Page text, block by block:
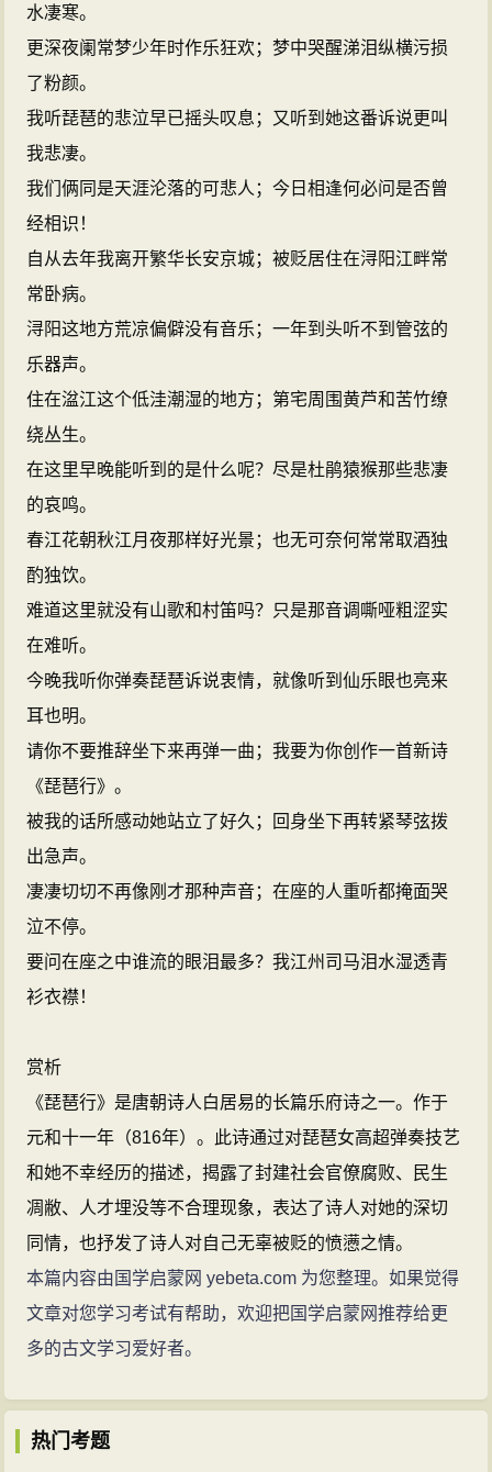
水凄寒。
更深夜阑常梦少年时作乐狂欢；梦中哭醒涕泪纵横污损
了粉颜。
我听琵琶的悲泣早已摇头叹息；又听到她这番诉说更叫
我悲凄。
我们俩同是天涯沦落的可悲人；今日相逢何必问是否曾
经相识！
自从去年我离开繁华长安京城；被贬居住在浔阳江畔常
常卧病。
浔阳这地方荒凉偏僻没有音乐；一年到头听不到管弦的
乐器声。
住在湓江这个低洼潮湿的地方；第宅周围黄芦和苦竹缭
绕丛生。
在这里早晚能听到的是什么呢？尽是杜鹃猿猴那些悲凄
的哀鸣。
春江花朝秋江月夜那样好光景；也无可奈何常常取酒独
酌独饮。
难道这里就没有山歌和村笛吗？只是那音调嘶哑粗涩实
在难听。
今晚我听你弹奏琵琶诉说衷情，就像听到仙乐眼也亮来
耳也明。
请你不要推辞坐下来再弹一曲；我要为你创作一首新诗
《琵琶行》。
被我的话所感动她站立了好久；回身坐下再转紧琴弦拨
出急声。
凄凄切切不再像刚才那种声音；在座的人重听都掩面哭
泣不停。
要问在座之中谁流的眼泪最多？我江州司马泪水湿透青
衫衣襟！
赏析
《琵琶行》是唐朝诗人白居易的长篇乐府诗之一。作于
元和十一年（816年）。此诗通过对琵琶女高超弹奏技艺
和她不幸经历的描述，揭露了封建社会官僚腐败、民生
凋敝、人才埋没等不合理现象，表达了诗人对她的深切
同情，也抒发了诗人对自己无辜被贬的愤懑之情。
本篇内容由国学启蒙网 yebeta.com 为您整理。如果觉得
文章对您学习考试有帮助，欢迎把国学启蒙网推荐给更
多的古文学习爱好者。
热门考题